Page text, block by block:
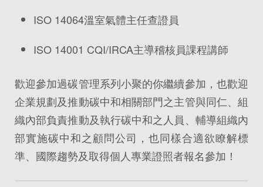
ISO 14064溫室氣體主任查證員
ISO 14001 CQI/IRCA主導稽核員課程講師
歡迎參加過碳管理系列小聚的你繼續參加，也歡迎
企業規劃及推動碳中和相關部門之主管與同仁、組
織內部負責推動及執行碳中和之人員、輔導組織內
部實施碳中和之顧問公司，也同樣合適欲瞭解標
準、國際趨勢及取得個人專業證照者報名參加！